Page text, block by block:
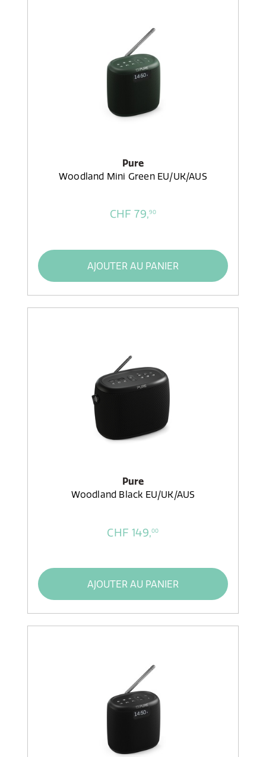
Pure
Woodland Mini Green EU/UK/AUS
CHF 79,90
AJOUTER AU PANIER
Pure
Woodland Black EU/UK/AUS
CHF 149,00
AJOUTER AU PANIER